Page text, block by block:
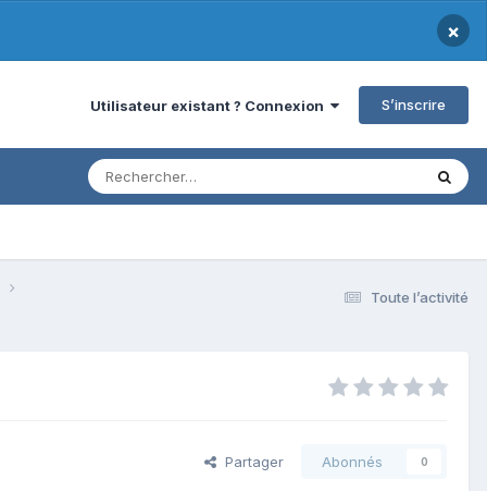
×
Utilisateur existant ? Connexion S’inscrire
Toute l’activité
Partager Abonnés 0